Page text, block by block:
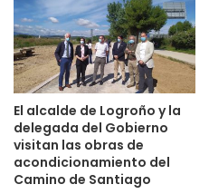
El alcalde de Logroño y la
delegada del Gobierno
visitan las obras de
acondicionamiento del
Camino de Santiago